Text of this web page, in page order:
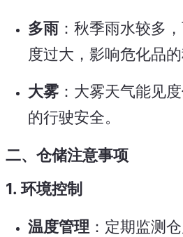
多雨 ：秋季雨水较多
度过大，影响危化品的
大雾 ：大雾天气能见
的行驶安全。
二、仓储注意事项
1.环境控制
温度管理 ：定期监测